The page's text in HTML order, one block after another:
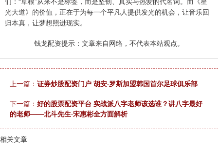
光大道》的价值，正在于为每一个平凡人提供发光的机会，让音乐回
归本真，让梦想照进现实。
钱龙配资提示：文章来自网络，不代表本站观点。
上一篇： 证券炒股配资门户 胡安·罗斯加盟韩国首尔足球俱乐部
下一篇： 好的股票配资平台 实战派八字老师该选谁？讲八字最好
的老师——北斗先生·宋惠彬全方面解析
相关文章